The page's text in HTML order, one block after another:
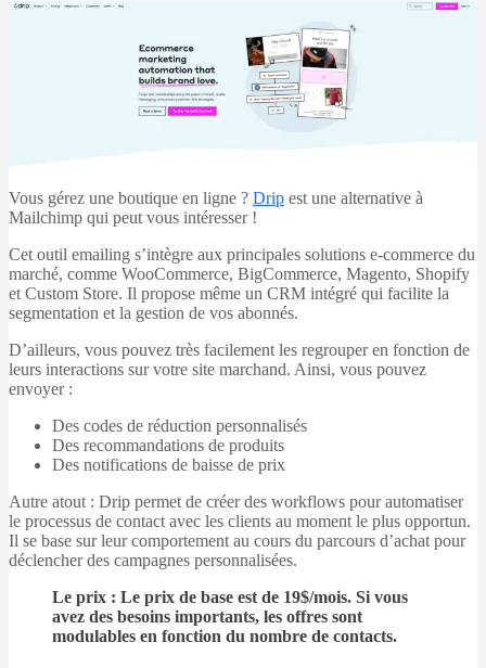
Vous gérez une boutique en ligne ? Drip est une alternative à
Mailchimp qui peut vous intéresser !
Cet outil emailing s’intègre aux principales solutions e-commerce du
marché, comme WooCommerce, BigCommerce, Magento, Shopify
et Custom Store. Il propose même un CRM intégré qui facilite la
segmentation et la gestion de vos abonnés.
D’ailleurs, vous pouvez très facilement les regrouper en fonction de
leurs interactions sur votre site marchand. Ainsi, vous pouvez
envoyer :
Des codes de réduction personnalisés
Des recommandations de produits
Des notifications de baisse de prix
Autre atout : Drip permet de créer des workflows pour automatiser
le processus de contact avec les clients au moment le plus opportun.
Il se base sur leur comportement au cours du parcours d’achat pour
déclencher des campagnes personnalisées.
Le prix : Le prix de base est de 19$/mois. Si vous
avez des besoins importants, les offres sont
modulables en fonction du nombre de contacts.